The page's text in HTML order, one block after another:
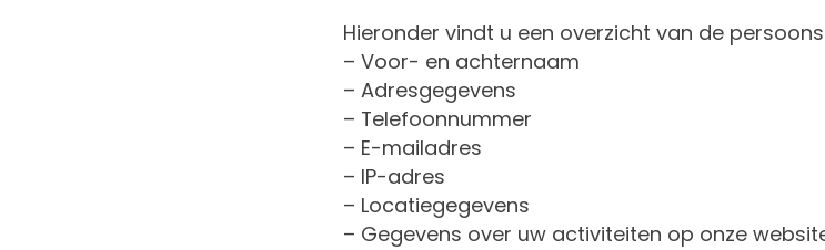
Hieronder vindt u een overzicht van de
– Voor- en achternaam
– Adresgegevens
– Telefoonnummer
– E-mailadres
– IP-adres
– Locatiegegevens
– Gegevens over uw activiteiten op onze